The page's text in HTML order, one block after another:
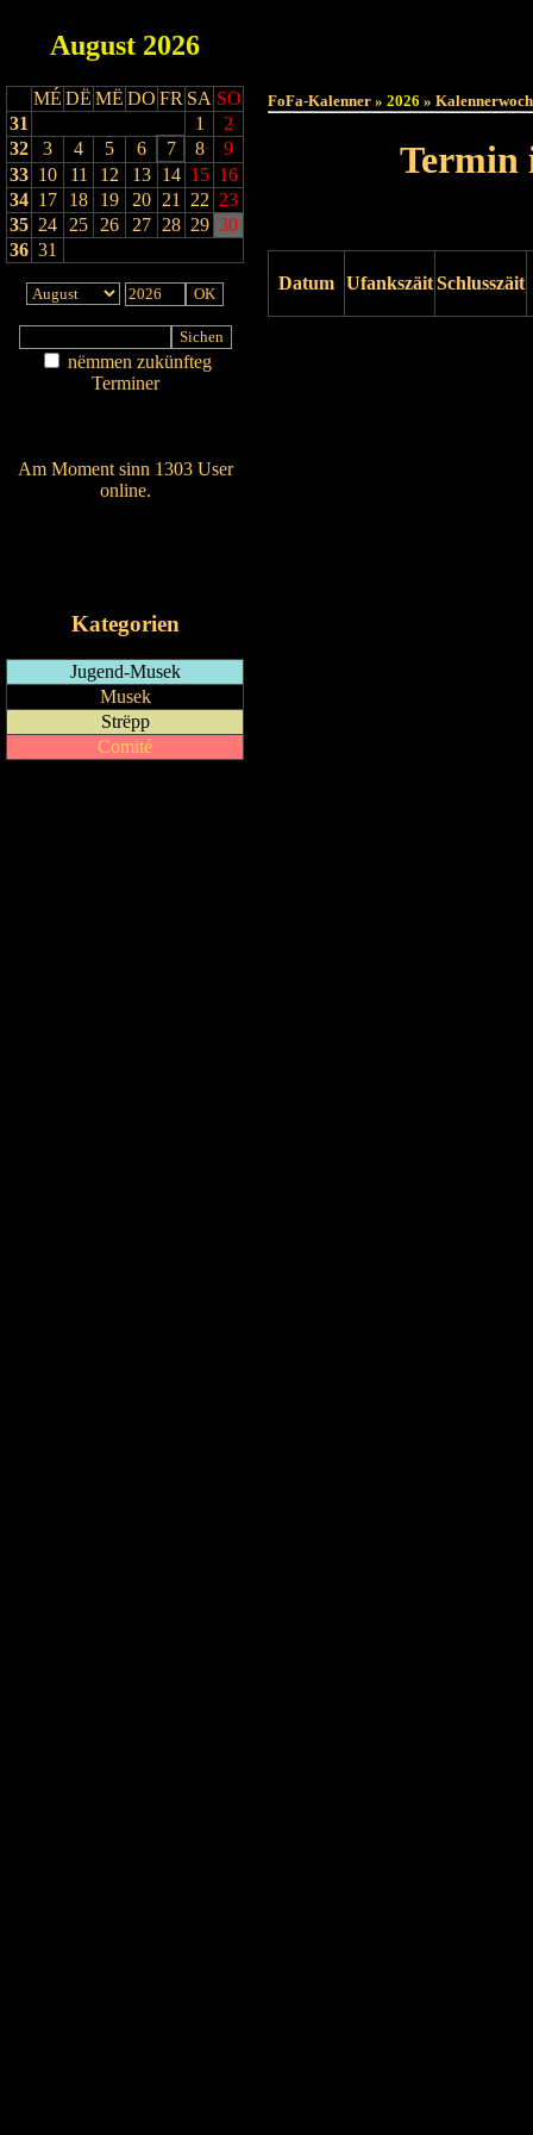
August 2026
MÉ DË MË DO FR SA SO
31
1
2
32
3 4 5 6 7 8
9
33 10 11 12 13 14 15 16
34 17 18 19 20 21 22 23
35 24 25 26 27 28 29 30
36 31
nëmmen zukünfteg
Terminer
Am Moment sinn 1303 User
online.
Kategorien
Jugend-Musek
Musek
Strëpp
Comité
FoFa-Kalenner » 2026 »
Termin
Datum UfankszäitSchlusszäit